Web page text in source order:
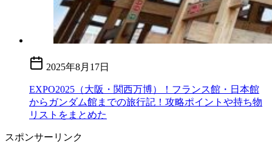
2025年8月17日
EXPO2025（大阪・関西万博）！フランス館・日本館
からガンダム館までの旅行記！攻略ポイントや持ち物
リストをまとめた
スポンサーリンク